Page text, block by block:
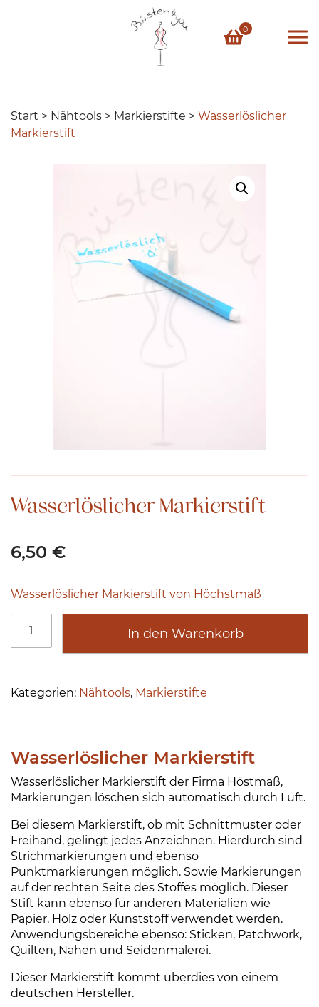
0
Start > Nähtools > Markierstifte > Wasserlöslicher
Markierstift
Wasserlöslicher Markierstift
6,50 €
Wasserlöslicher Markierstift von Höchstmaß
e
s
l
i
h
e
r
M
a
r
k
i
r
s
In den Warenkorb
n
e
:
Kategorien: Nähtools, Markierstifte
Wasserlöslicher Markierstift
Wasserlöslicher Markierstift der Firma Höstmaß,
Markierungen löschen sich automatisch durch Luft.
Bei diesem Markierstift, ob mit Schnittmuster oder
Freihand, gelingt jedes Anzeichnen. Hierdurch sind
Strichmarkierungen und ebenso
Punktmarkierungen möglich. Sowie Markierungen
auf der rechten Seite des Stoffes möglich. Dieser
Stift kann ebenso für anderen Materialien wie
Papier, Holz oder Kunststoff verwendet werden.
Anwendungsbereiche ebenso: Sticken, Patchwork,
Quilten, Nähen und Seidenmalerei.
Dieser Markierstift kommt überdies von einem
deutschen Hersteller.